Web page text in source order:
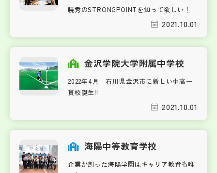
暁秀のSTRONGPOINTを知って欲しい！
2021.10.01
金沢学院大学附属中学校
2022年4月 石川県金沢市に新しい中高一
貫校誕生!!
2021.10.01
海陽中等教育学校
企業が創った海陽学園はキャリア教育も唯